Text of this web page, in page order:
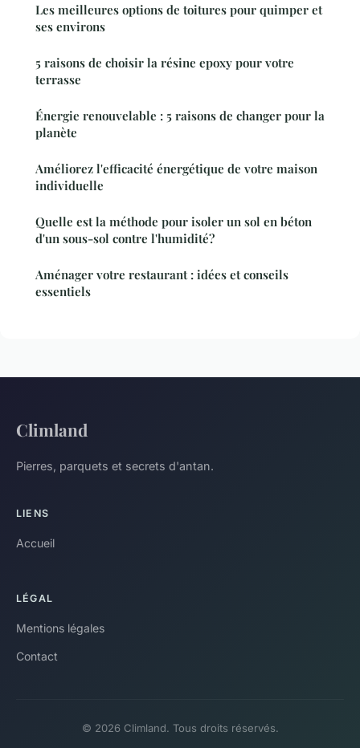
Les meilleures options de toitures pour quimper et
ses environs
5 raisons de choisir la résine epoxy pour votre
terrasse
Énergie renouvelable : 5 raisons de changer pour la
planète
Améliorez l'efficacité énergétique de votre maison
individuelle
Quelle est la méthode pour isoler un sol en béton
d'un sous-sol contre l'humidité?
Aménager votre restaurant : idées et conseils
essentiels
Climland
Pierres, parquets et secrets d'antan.
LIENS
Accueil
LÉGAL
Mentions légales
Contact
© 2026 Climland. Tous droits réservés.